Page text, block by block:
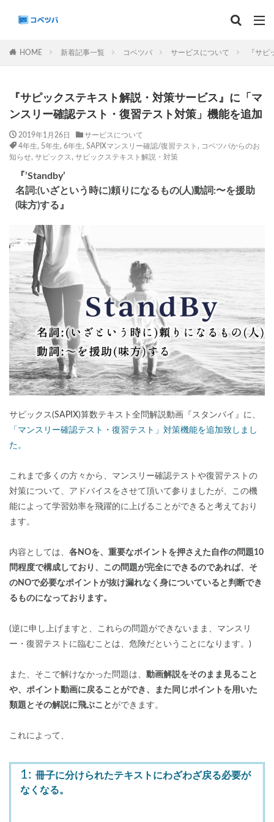
HOME 新着記事一覧 コベツバ サービスについて 『サ
『サピックステキスト解説・対策サービス』に「マ
ンスリー確認テスト・復習テスト対策」機能を追加
2019年1月26日
サービスについて
4年生, 5年生, 6年生, SAPIXマンスリー確認/復習テスト , コベツバからのお
知らせ, サピックス , サピックステキスト解説・対策
『’Standby’
名詞:(いざという時に)頼りになるもの(人)動詞:〜を援助
(味方)する』
サピックス(SAPIX)算数テキスト全問解説動画『スタンバイ』に、
「マンスリー確認テスト・復習テスト」対策機能を追加致しまし
た。
これまで多くの方々から、マンスリー確認テストや復習テストの
対策について、アドバイスをさせて頂いて参りましたが、この機
能によって学習効率を飛躍的に上げることができると考えており
ます。
内容としては、 各NOを、重要なポイントを押さえた自作の問題10
問程度で構成しており、この問題が完全にできるのであれば、そ
のNOで必要なポイントが抜け漏れなく身についていると判断でき
るものになっております。
(逆に申し上げますと、これらの問題ができないまま、マンスリ
ー・復習テストに臨むことは、危険だということになります。)
また、そこで解けなかった問題は、 動画解説をそのまま見ること
や、ポイント動画に戻ることができ、また同じポイントを用いた
類題とその解説に飛ぶことができます。
これによって、
1: 冊子に分けられたテキストにわざわざ戻る必要が
なくなる。
カテゴリー
タグ
サピックス 予習シリーズ 四谷大塚
早稲田アカデミー
6年生
解体新書 保存版 学習法記事
学習相談への回答 コベツバradio（音声コンテンツ）
各No(ナンバー)についての話
SAPIXデイリーチェック
SAPIXマンスリー確認/復習テスト SAPIX組分けテスト
サピックスオープン 土曜特訓
早稲アカデミーカリキュラムテスト 四谷大塚週テスト
四谷大塚公開組分けテスト 四谷大塚合不合判定テスト
四谷大塚志望校判定テスト 新学年(1月〜2月)
冬期(12月〜1月) サピックステキスト解説・対策
コベツバからのお知らせ 抽象化能力 熱量
検索